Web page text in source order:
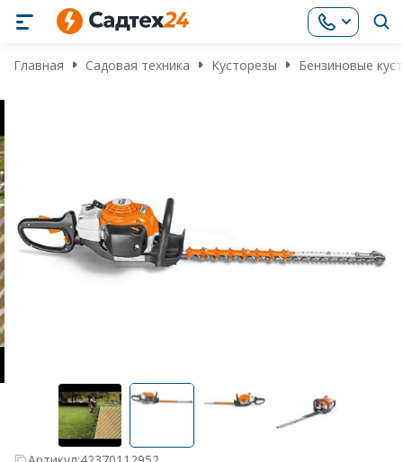
Главная Садовая техника Кусторезы Бензиновые